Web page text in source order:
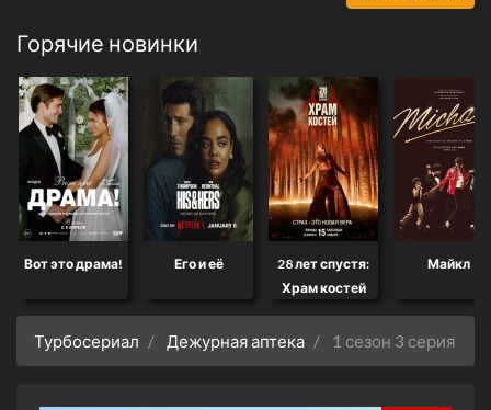
Горячие новинки
Вот это драма! Его и её
28 лет спустя:
Храм костей
Майкл
Турбосериал Дежурная аптека 1 сезон 3 серия